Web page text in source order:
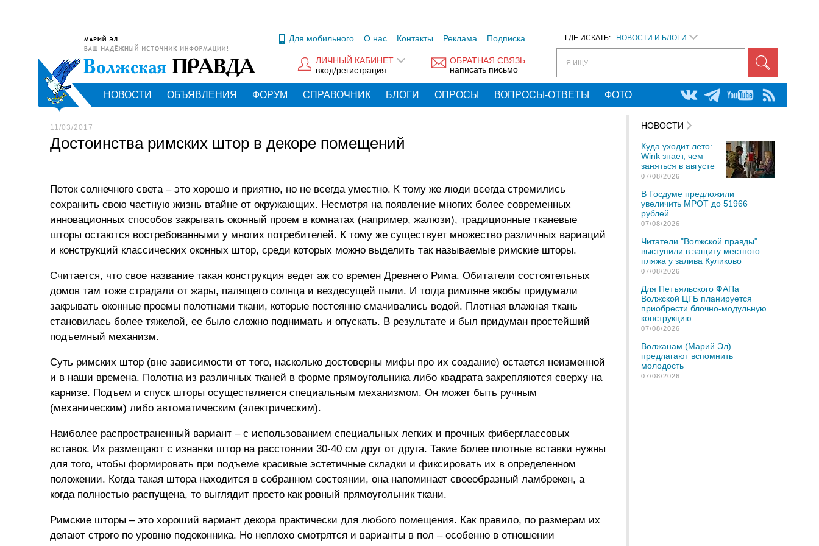
ГДЕ ИСКАТЬ: НОВОСТИ И БЛОГИ
Я ИЩУ...
Для мобильного О нас Контакты Реклама Подписка
ОБРАТНАЯ СВЯЗЬ
написать письмо
ЛИЧНЫЙ КАБИНЕТ
вход/регистрация
НОВОСТИ ОБЪЯВЛЕНИЯ ФОРУМ СПРАВОЧНИК БЛОГИ ОПРОСЫ ВОПРОСЫ-ОТВЕТЫ ФОТО
11/03/2017
Достоинства римских штор в декоре помещений
Поток солнечного света – это хорошо и приятно, но не всегда уместно. К тому же люди всегда стремились
сохранить свою частную жизнь втайне от окружающих. Несмотря на появление многих более современных
инновационных способов закрывать оконный проем в комнатах (например, жалюзи), традиционные тканевые
шторы остаются востребованными у многих потребителей. К тому же существует множество различных вариаций
и конструкций классических оконных штор, среди которых можно выделить так называемые римские шторы.
Считается, что свое название такая конструкция ведет аж со времен Древнего Рима. Обитатели состоятельных
домов там тоже страдали от жары, палящего солнца и вездесущей пыли. И тогда римляне якобы придумали
закрывать оконные проемы полотнами ткани, которые постоянно смачивались водой. Плотная влажная ткань
становилась более тяжелой, ее было сложно поднимать и опускать. В результате и был придуман простейший
подъемный механизм.
Суть римских штор (вне зависимости от того, насколько достоверны мифы про их создание) остается неизменной
и в наши времена. Полотна из различных тканей в форме прямоугольника либо квадрата закрепляются сверху на
карнизе. Подъем и спуск шторы осуществляется специальным механизмом. Он может быть ручным
(механическим) либо автоматическим (электрическим).
Наиболее распространенный вариант – с использованием специальных легких и прочных фиберглассовых
вставок. Их размещают с изнанки штор на расстоянии 30-40 см друг от друга. Такие более плотные вставки нужны
для того, чтобы формировать при подъеме красивые эстетичные складки и фиксировать их в определенном
положении. Когда такая штора находится в собранном состоянии, она напоминает своеобразный ламбрекен, а
когда полностью распущена, то выглядит просто как ровный прямоугольник ткани.
Римские шторы – это хороший вариант декора практически для любого помещения. Как правило, по размерам их
делают строго по уровню подоконника. Но неплохо смотрятся и варианты в пол – особенно в отношении
НОВОСТИ
Куда уходит лето:
Wink знает, чем
заняться в августе
07/08/2026
В Госдуме предложили
увеличить МРОТ до 51966
рублей
07/08/2026
Читатели "Волжской правды"
выступили в защиту местного
пляжа у залива Куликово
07/08/2026
Для Петъяльского ФАПа
Волжской ЦГБ планируется
приобрести блочно-модульную
конструкцию
07/08/2026
Волжанам (Марий Эл)
предлагают вспомнить
молодость
07/08/2026